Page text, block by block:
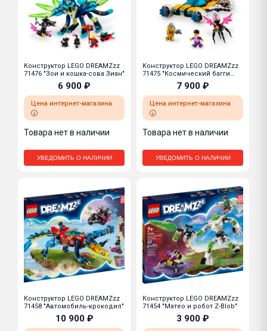
Конструктор LEGO DREAMZzz
71476 "Зои и кошка-сова Зиан"
6 900 ₽
Цена интернет-магазина
Товара нет в наличии
УВЕДОМИТЬ О НАЛИЧИИ
Конструктор LEGO DREAMZzz
71475 "Космический багги
мистера Оза"7 900 ₽
Цена интернет-магазина
Товара нет в наличии
УВЕДОМИТЬ О НАЛИЧИИ
Конструктор LEGO DREAMZzz
71458 "Автомобиль-крокодил"
10 900 ₽
Конструктор LEGO DREAMZzz
71454 "Матео и робот Z-Blob"
3 900 ₽